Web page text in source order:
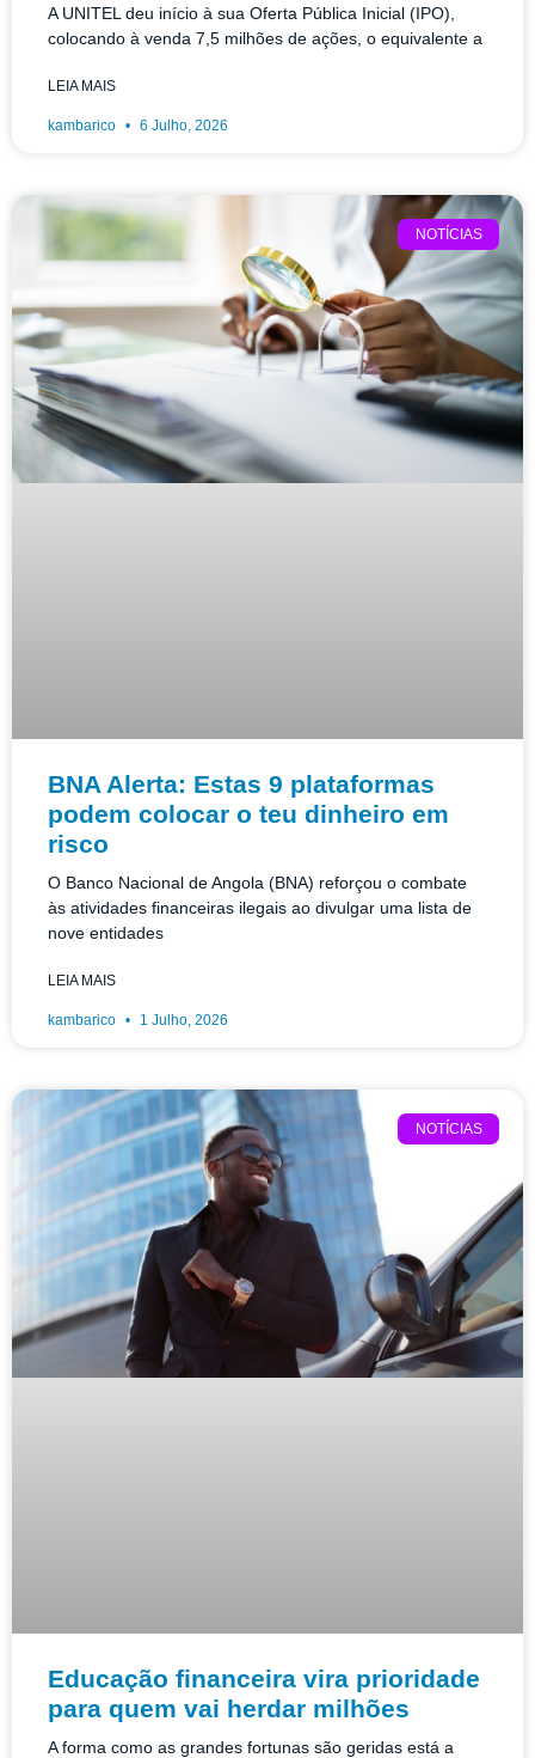
A UNITEL deu início à sua Oferta Pública Inicial (IPO),
colocando à venda 7,5 milhões de ações, o equivalente a
LEIA MAIS
kambarico 6 Julho, 2026
NOTÍCIAS
BNA Alerta: Estas 9 plataformas
podem colocar o teu dinheiro em
risco
O Banco Nacional de Angola (BNA) reforçou o combate
às atividades financeiras ilegais ao divulgar uma lista de
nove entidades
LEIA MAIS
kambarico 1 Julho, 2026
NOTÍCIAS
Educação financeira vira prioridade
para quem vai herdar milhões
A forma como as grandes fortunas são geridas está a